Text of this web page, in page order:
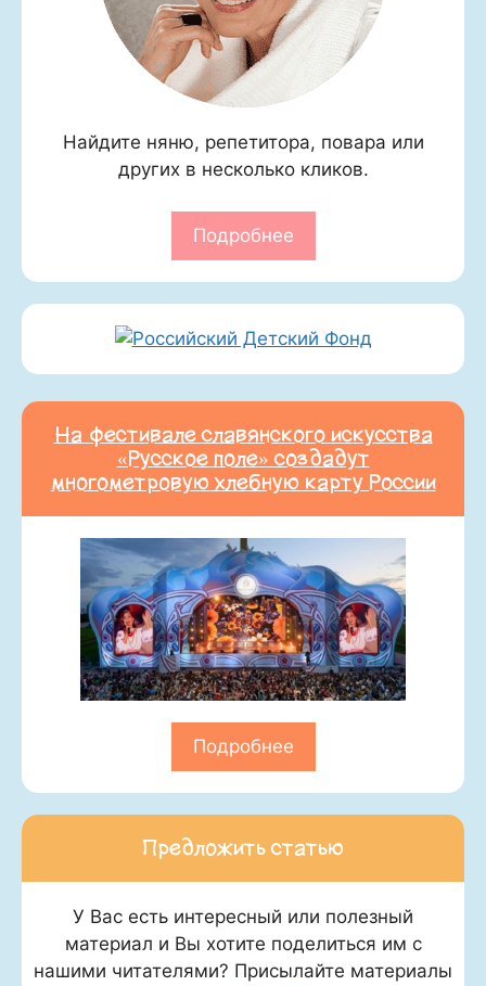
Найдите няню, репетитора, повара или
других в несколько кликов.
Подробнее
На фестивале славянского искусства
«Русское поле» создадут
многометровую хлебную карту России
Подробнее
Предложить статью
У Вас есть интересный или полезный
материал и Вы хотите поделиться им с
нашими читателями? Присылайте материалы